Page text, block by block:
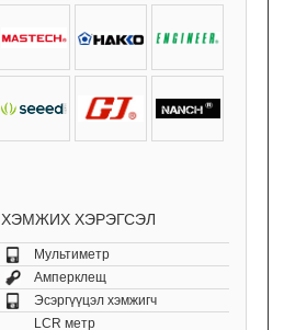
ХЭМЖИХ ХЭРЭГСЭЛ
Мультиметр
Амперклещ
Эсэргүүцэл хэмжигч
LCR метр